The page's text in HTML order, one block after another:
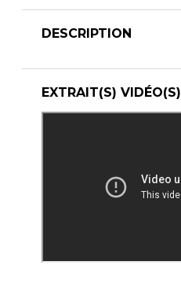
DESCRIPTION
EXTRAIT(S) VIDÉO(S)